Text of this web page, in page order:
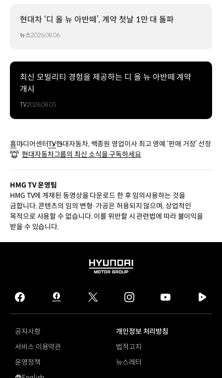
현대차 ‘디 올 뉴 아반떼’, 계약 첫날 1만 대 돌파
뉴스2026.08.06
최신 모빌리티 경험을 제공하는 디 올 뉴 아반떼 계약
개시
TV2026.08.05
홈미디어센터TV
현대자동차, 백종원 영업이사 최고 영예 ‘판매 거장’ 선정
현대자동차그룹의 최신 소식을 구독하세요
HMG TV 운영팀
HMG TV에 게재된 동영상을 다운로드 한 후 임의사용하는 것을
금합니다. 콘텐츠의 임의 변형·가공은 허용되지 않으며, 상업적인
목적으로 사용할 수 없습니다. 이를 위반할 시 관련법에 따라 불이익을
받을 수 있습니다.
HYUNDAI
GROUP
facebook
hmg
journal
twitter instagram
tv
공지사항
개인정보 처리방침
서비스 이용약관
법적고지
운영정책
뉴스레터